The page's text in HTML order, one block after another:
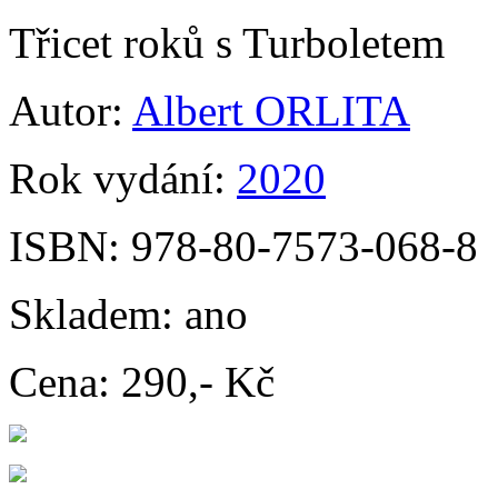
Třicet roků s Turboletem
Autor: Albert ORLITA
Rok vydání: 2020
ISBN: 978-80-7573-068-8
Skladem: ano
Cena: 290,- Kč